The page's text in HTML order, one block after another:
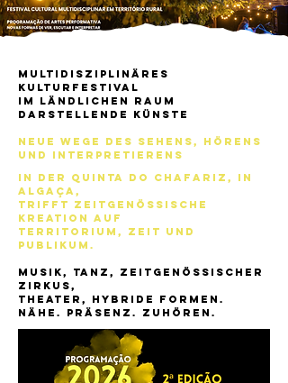
Multidisziplinäres
Kulturfestival
im ländlichen Raum
Darstellende Künste
Neue Wege des Sehens, Hörens
und Interpretierens
In der Quinta do Chafariz, in
Algaça,
trifft zeitgenössische
Kreation auf
Territorium, Zeit und
Publikum.
Musik, Tanz, zeitgenössischer
Zirkus,
Theater, hybride Formen.
Nähe. Präsenz. Zuhören.